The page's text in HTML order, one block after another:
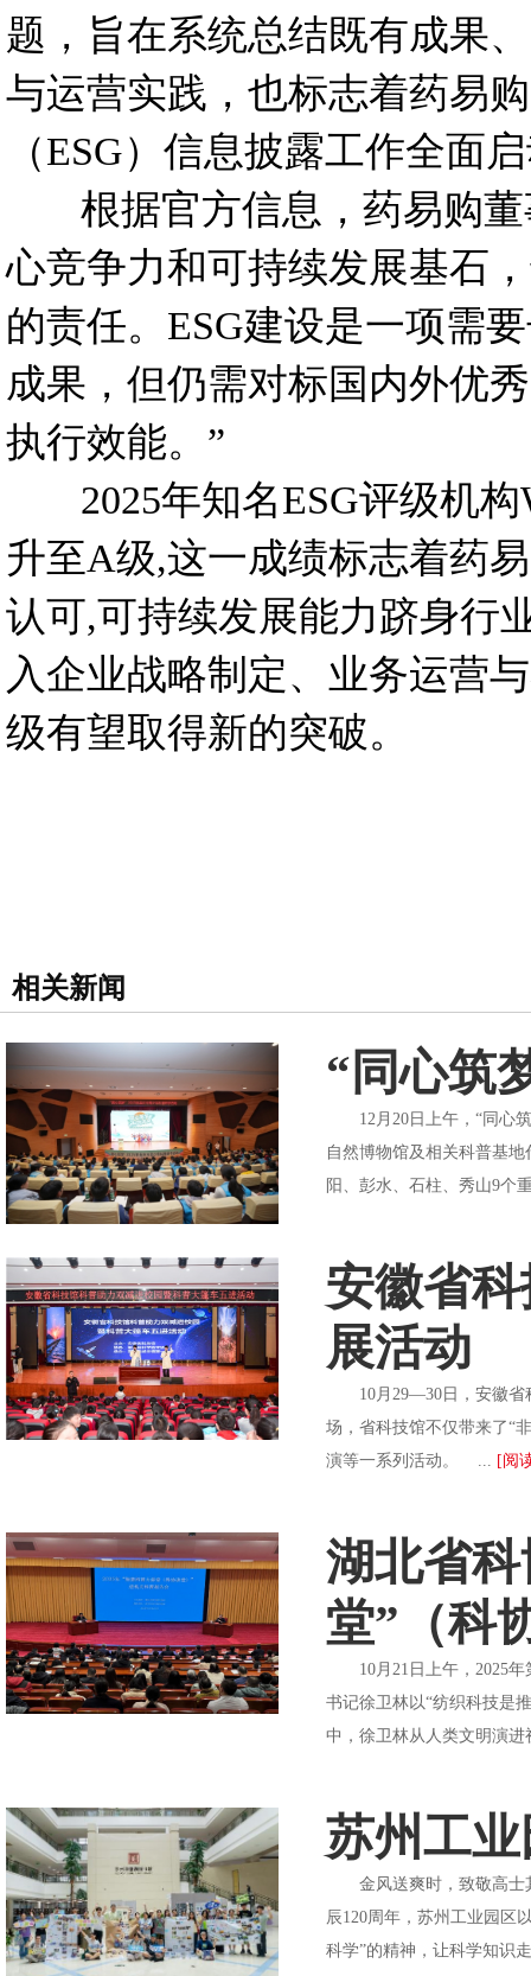
题，旨在系统总结既有成果
与运营实践，也标志着药易
（ESG）信息披露工作全面
根据官方信息，药易购董
心竞争力和可持续发展基石
的责任。ESG建设是一项需
成果，但仍需对标国内外优
执行效能。”
2025年知名ESG评级机构
升至A级,这一成绩标志着药
认可,可持续发展能力跻身行
入企业战略制定、业务运营
级有望取得新的突破。
相关新闻
“同心筑
12月20日上午，“同心筑
自然博物馆及相关科普基
阳、彭水、石柱、秀山9个
安徽省
展活动
10月29—30日，安徽省
场，省科技馆不仅带来了“
演等一系列活动。 ... [阅
湖北省
堂”（科
10月21日上午，2025年
书记徐卫林以“纺织科技是
中，徐卫林从人类文明演
苏州工
金风送爽时，致敬高士其
辰120周年，苏州工业园区
科学”的精神，让科学知